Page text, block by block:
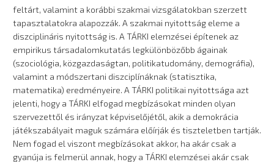
feltárt, valamint a korábbi szakmai vizsgálatokban szerzett
tapasztalatokra alapozzák. A szakmai nyitottság eleme a
diszciplináris nyitottság is. A TÁRKI elemzései építenek az
empirikus társadalomkutatás legkülönbözőbb ágainak
(szociológia, közgazdaságtan, politikatudomány, demográfia),
valamint a módszertani diszciplínáknak (statisztika,
matematika) eredményeire. A TÁRKI politikai nyitottsága azt
jelenti, hogy a TÁRKI elfogad megbízásokat minden olyan
szervezettől és irányzat képviselőjétől, akik a demokrácia
játékszabályait maguk számára előírják és tiszteletben tartják.
Nem fogad el viszont megbízásokat akkor, ha akár csak a
gyanúja is felmerül annak, hogy a TÁRKI elemzései akár csak